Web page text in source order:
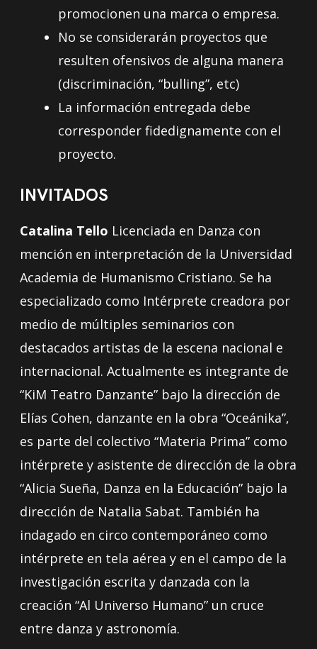
promocionen una marca o empresa.
No se considerarán proyectos que
resulten ofensivos de alguna manera
(discriminación, “bulling”, etc)
La información entregada debe
corresponder fidedignamente con el
proyecto.
INVITADOS
Catalina Tello Licenciada en Danza con
mención en interpretación de la Universidad
Academia de Humanismo Cristiano. Se ha
especializado como Intérprete creadora por
medio de múltiples seminarios con
destacados artistas de la escena nacional e
internacional. Actualmente es integrante de
“KiM Teatro Danzante” bajo la dirección de
Elías Cohen, danzante en la obra “Oceánika”,
es parte del colectivo “Materia Prima” como
intérprete y asistente de dirección de la obra
“Alicia Sueña, Danza en la Educación” bajo la
dirección de Natalia Sabat. También ha
indagado en circo contemporáneo como
intérprete en tela aérea y en el campo de la
investigación escrita y danzada con la
creación “Al Universo Humano” un cruce
entre danza y astronomía.